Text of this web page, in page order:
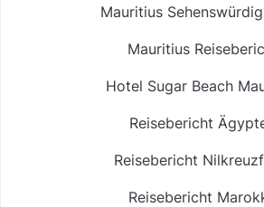
Mauritius
Mauritius
Hotel Sugar Beach
Reisebericht
Reisebericht
Reisebericht